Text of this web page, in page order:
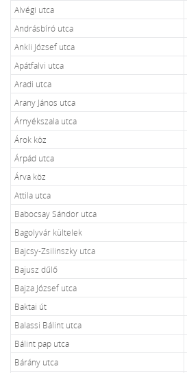
Alvégi utca
Andrásbíró utca
Ankli József utca
Apátfalvi utca
Aradi utca
Arany János utca
Árnyékszala utca
Árok köz
Árpád utca
Árva köz
Attila utca
Babocsay Sándor utca
Bagolyvár kültelek
Bajcsy-Zsilinszky utca
Bajusz dűlő
Bajza József utca
Baktai út
Balassi Bálint utca
Bálint pap utca
Bárány utca